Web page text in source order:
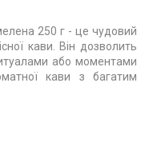
250 г - це чудовий
кави. Він дозволить
або моментами
кави з багатим